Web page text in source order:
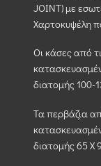
JOINT) με
Χαρτοκυψέλη
Οι κάσες από
διατομής 100-
Τα περβάζια
διατομής 65 Χ